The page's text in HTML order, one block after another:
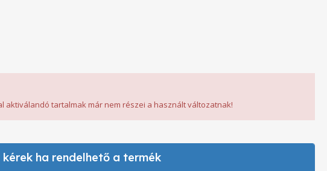
tartalmak már nem részei a használt változatnak!
ha rendelhető a termék